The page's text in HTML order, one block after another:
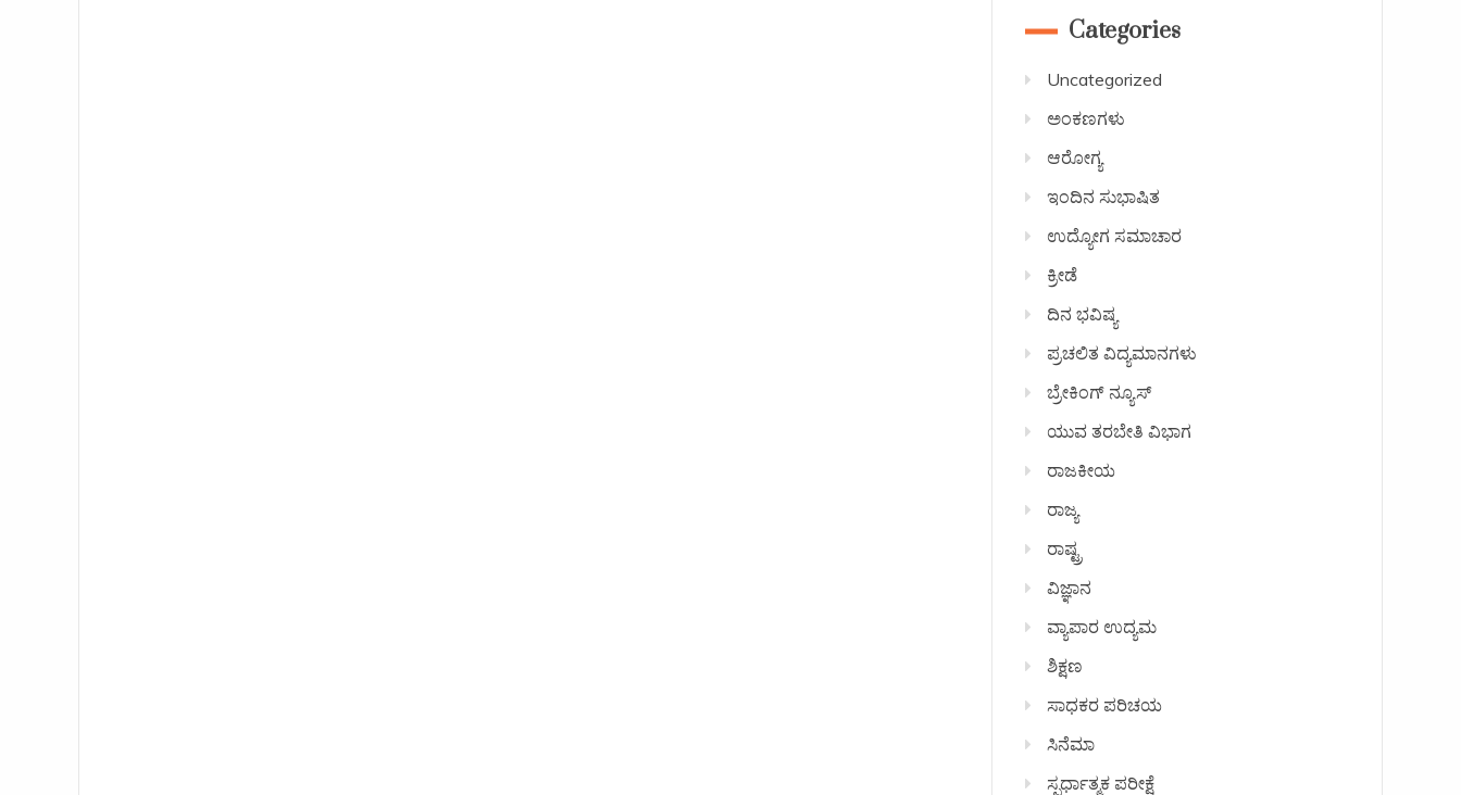
Categories
Uncategorized
ಅಂಕಣಗಳು
ಆರೋಗ್ಯ
ಇಂದಿನ ಸುಭಾಷಿತ
ಉದ್ಯೋಗ ಸಮಾಚಾರ
ಕ್ರೀಡೆ
ದಿನ ಭವಿಷ್ಯ
ಪ್ರಚಲಿತ ವಿದ್ಯಮಾನಗಳು
ಬ್ರೇಕಿಂಗ್ ನ್ಯೂಸ್
ಯುವ ತರಬೇತಿ ವಿಭಾಗ
ರಾಜಕೀಯ
ರಾಜ್ಯ
ರಾಷ್ಟ್ರ
ವಿಜ್ಞಾನ
ವ್ಯಾಪಾರ ಉದ್ಯಮ
ಶಿಕ್ಷಣ
ಸಾಧಕರ ಪರಿಚಯ
ಸಿನೆಮಾ
ಸ್ಪರ್ಧಾತ್ಮಕ ಪರೀಕ್ಷೆ